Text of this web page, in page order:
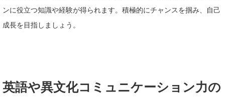
ンに役立つ知識や経験が得られます。積極的にチャンスを掴み、自己
成長を目指しましょう。
英語や異文化コミュニケーション力の